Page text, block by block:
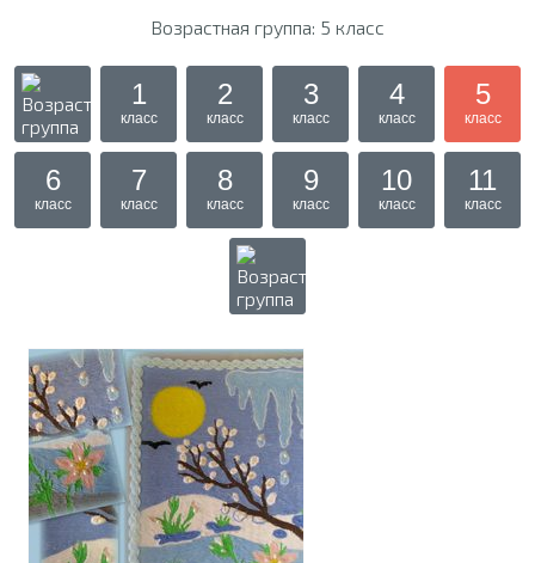
Возрастная группа: 5 класс
1
класс
2
класс
3
класс
4
класс
5
класс
6
класс
7
класс
8
класс
9
класс
10
класс
11
класс